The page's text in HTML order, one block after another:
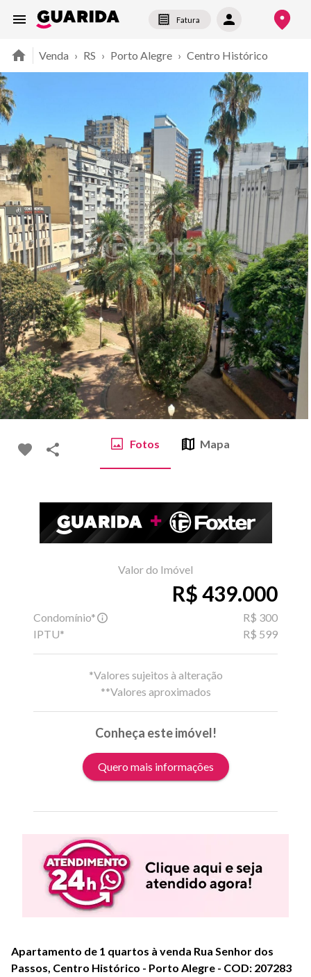
Fatura
Venda › RS › Porto Alegre › Centro Histórico
Fotos Mapa
Valor do Imóvel
R$ 439.000
Condomínio*
R$ 300
IPTU*
R$ 599
*Valores sujeitos à alteração
**Valores aproximados
Conheça este imóvel!
Quero mais informações
Apartamento de 1 quartos à venda Rua Senhor dos
Passos, Centro Histórico - Porto Alegre - COD: 207283